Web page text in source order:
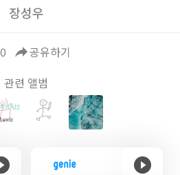
장성우
0 reply공유하기
관련 앨범